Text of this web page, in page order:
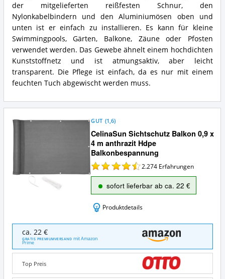
der mitgelieferten reißfesten Schnur, den
Nylonkabelbindern und den Aluminiumösen oben und
unten ist er einfach zu installieren. Es kann für kleine
Swimmingpools, Gärten, Balkone, Zäune oder Pfosten
verwendet werden. Das Gewebe ähnelt einem hochdichten
Kunststoffnetz und ist atmungsaktiv, aber leicht
transparent. Die Pflege ist einfach, da es nur mit einem
feuchten Tuch abgewischt werden muss.
CelinaSun Sichtschutz Balkon 0,9 x
4 m anthrazit Hdpe
Balkonbespannung
GUT (1,6)
2.274 Erfahrungen
sofort lieferbar ab ca. 22 €
Produktdetails
CelinaSun
Sichtschutz
Balkon
0,9
4
ca. 22 €
GRATIS PREMIUMVERSAND mit Amazon
Prime
Top Preis